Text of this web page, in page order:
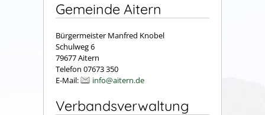
Gemeinde Aitern
Bürgermeister Manfred Knobel
Schulweg 6
79677 Aitern
Telefon 07673 350
E-Mail:
info@aitern.de
Verbandsverwaltung